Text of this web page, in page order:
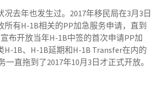
况去年也发生过。2017年移民局在3月3日
所有H-1B相关的PP加急服务申请，直到
布开放当年H-1B中签的首次申请PP加
H-1B、H-1B延期和H-1B Transfer在内的
一直拖到了2017年10月3日才正式开放。